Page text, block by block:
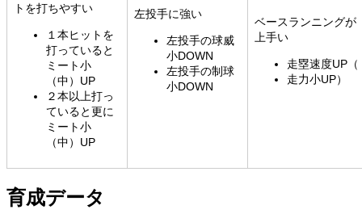
トを打ちやすい
１本ヒットを
打っていると
ミート小
（中）UP
２本以上打っ
ていると更に
ミート小
（中）UP
左投手に強い
左投手の球威
小DOWN
左投手の制球
小DOWN
ベースランニングが
上手い
走塁速度UP（
走力小UP）
育成データ